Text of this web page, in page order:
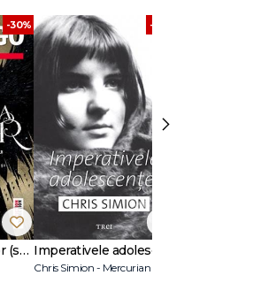
-30%
Răzbunarea ciorilor (seria Banda celor șase ciori, vol. 2)
-60%
Chris Simion - Mercurian
›